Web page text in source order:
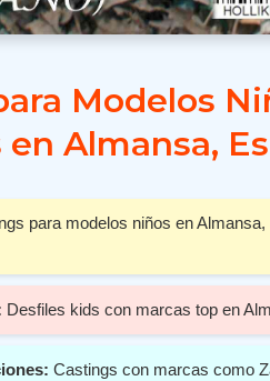
Modelos
Almansa,
para modelos niños en
Desfiles kids con marcas top en
Castings con marcas como